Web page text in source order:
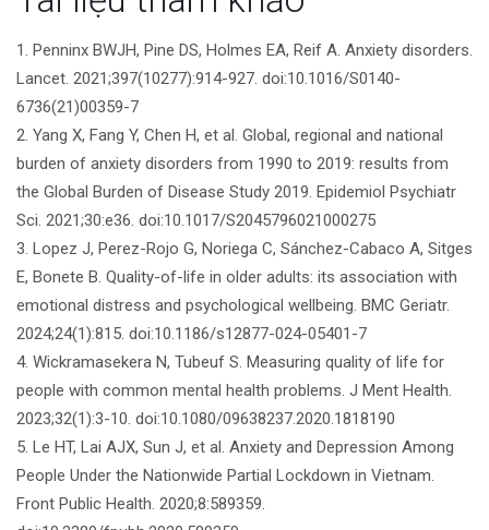
viết
1. Penninx BWJH, Pine DS, Holmes EA, Reif A. Anxiety disorders.
Lancet. 2021;397(10277):914-927. doi:10.1016/S0140-
6736(21)00359-7
2. Yang X, Fang Y, Chen H, et al. Global, regional and national
burden of anxiety disorders from 1990 to 2019: results from
the Global Burden of Disease Study 2019. Epidemiol Psychiatr
Sci. 2021;30:e36. doi:10.1017/S2045796021000275
3. Lopez J, Perez-Rojo G, Noriega C, Sánchez-Cabaco A, Sitges
E, Bonete B. Quality-of-life in older adults: its association with
emotional distress and psychological wellbeing. BMC Geriatr.
2024;24(1):815. doi:10.1186/s12877-024-05401-7
4. Wickramasekera N, Tubeuf S. Measuring quality of life for
people with common mental health problems. J Ment Health.
2023;32(1):3-10. doi:10.1080/09638237.2020.1818190
5. Le HT, Lai AJX, Sun J, et al. Anxiety and Depression Among
People Under the Nationwide Partial Lockdown in Vietnam.
Front Public Health. 2020;8:589359.